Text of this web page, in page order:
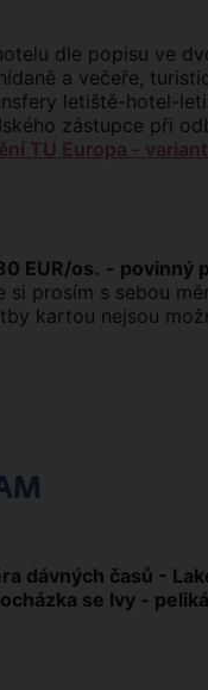
dle popisu ve
a večeře,
letiště-hotel-
zástupce při
TU Europa -
EUR/os. - povinný
prosím s sebou
kartou nejsou
dávných časů -
se lvy -